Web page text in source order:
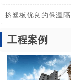
挤塑板优良的保温
工程案例